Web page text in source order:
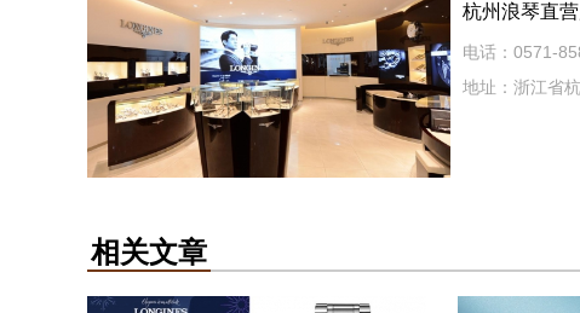
杭州浪琴直营
电话：0571-
地址：浙江省
相关文章